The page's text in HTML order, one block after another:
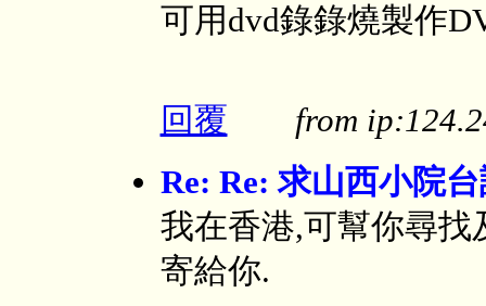
可用dvd錄錄燒製作
回覆
from
Re: Re: 求山西小院
我在香港,可幫你尋找
寄給你.